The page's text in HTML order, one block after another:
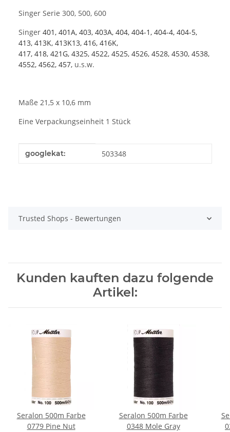
Singer Serie 300, 500, 600
Singer 401, 401A, 403, 403A, 404, 404-1, 404-4, 404-5,
413, 413K, 413K13, 416, 416K,
417, 418, 421G, 4325, 4522, 4525, 4526, 4528, 4530, 4538,
4552, 4562, 457, u.s.w.
Maße 21,5 x 10,6 mm
Eine Verpackungseinheit 1 Stück
Produkteigenschaft
Wert
googlekat: 503348
Trusted Shops - Bewertungen
Kunden kauften dazu folgende
Artikel:
Seralon 500m Farbe
0779 Pine Nut
Seralon 500m Farbe
0348 Mole Gray